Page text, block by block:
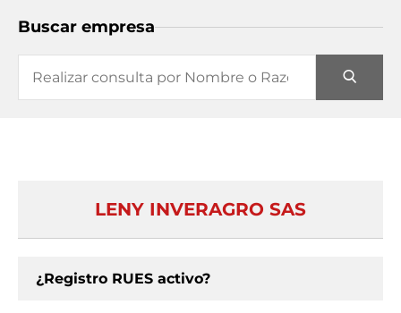
Buscar empresa
LENY INVERAGRO SAS
¿Registro RUES activo?